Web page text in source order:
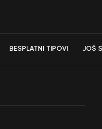
BESPLATNI TIPOVI JOŠ